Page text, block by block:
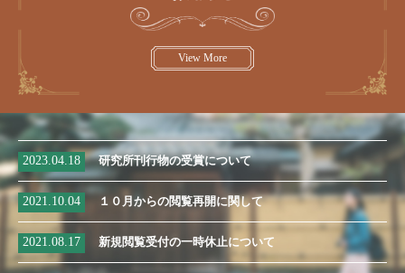
2023.04.18 研究所刊行物の受賞について
2021.10.04 １０月からの閲覧再開に関して
2021.08.17 新規閲覧受付の一時休止について
View More